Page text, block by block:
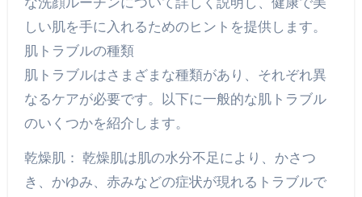
しい肌を手に入れるためのヒントを提供します。
肌トラブルの種類
肌トラブルはさまざまな種類があり、それぞれ異
なるケアが必要です。以下に一般的な肌トラブル
のいくつかを紹介します。
乾燥肌： 乾燥肌は肌の水分不足により、かさつ
き、かゆみ、赤みなどの症状が現れるトラブルで